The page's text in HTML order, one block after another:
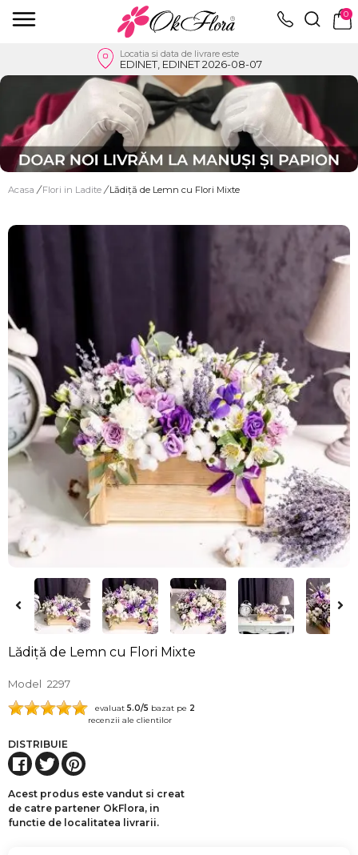
0
Locatia si data de livrare este
EDINET, EDINET 2026-08-07
Acasa / Flori in Ladite / Lădiță de Lemn cu Flori Mixte
Lădiță de Lemn cu Flori Mixte
Model 2297
evaluat 5.0/5 bazat pe 2
recenzii ale clientilor
DISTRIBUIE
Acest produs este vandut si creat
de catre partener OkFlora, in
functie de localitatea livrarii.